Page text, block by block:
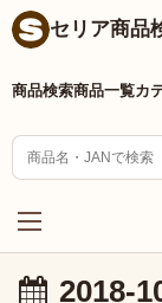
セリア商品
商品検索商品一覧カ
2018-